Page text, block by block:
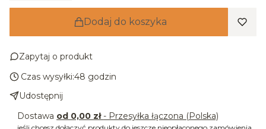
Dodaj do koszyka
Zapytaj o produkt
Czas wysyłki:48 godzin
Udostępnij
Dostawa od 0,00 zł- Przesyłka łączona (Polska)